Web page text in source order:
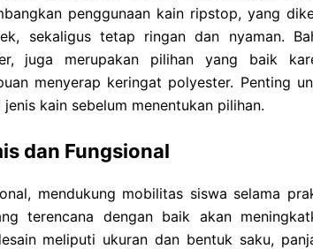
penggunaan kain ripstop, yang
sekaligus tetap ringan dan nyaman.
juga merupakan pilihan yang baik
menyerap keringat polyester. Penting
kain sebelum menentukan pilihan.
dan Fungsional
mendukung mobilitas siswa selama
terencana dengan baik akan
meliputi ukuran dan bentuk saku,